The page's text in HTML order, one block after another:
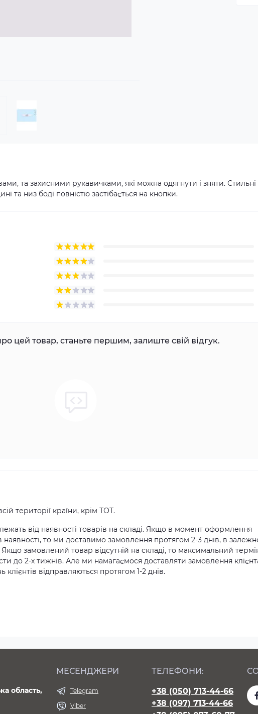
та захисними рукавичками, які можна одягнути і зняти. Стильні
та низ боді повністю застібається на кнопки.
цей товар, станьте першим, залиште свій відгук.
території країни, крім ТОТ.
від наявності товарів на складі. Якщо в момент оформлення
то ми доставимо замовлення протягом 2-3 днів, в
Якщо замовлений товар відсутній на складі, то максимальний
до 2-х тижнів. Але ми намагаємося доставляти замовлення
відправляються протягом 1-2 днів.
область,
МЕСЕНДЖЕРИ
Telegram
Viber
ТЕЛЕФОНИ:
+38 (050) 713-44-66
+38 (097) 713-44-66